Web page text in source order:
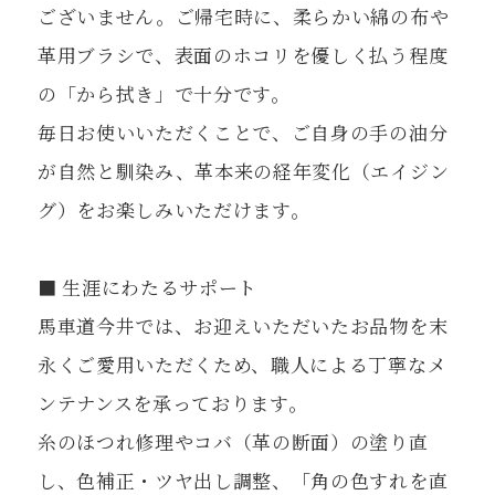
ございません。ご帰宅時に、柔らかい綿の布や
革用ブラシで、表面のホコリを優しく払う程度
の「から拭き」で十分です。
毎日お使いいただくことで、ご自身の手の油分
が自然と馴染み、革本来の経年変化（エイジン
グ）をお楽しみいただけます。
■ 生涯にわたるサポート
馬車道今井では、お迎えいただいたお品物を末
永くご愛用いただくため、職人による丁寧なメ
ンテナンスを承っております。
糸のほつれ修理やコバ（革の断面）の塗り直
し、色補正・ツヤ出し調整、「角の色すれを直